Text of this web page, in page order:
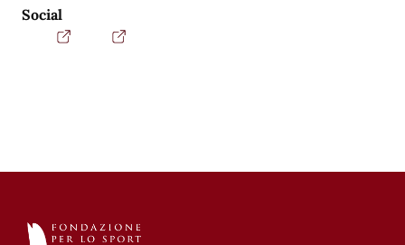
Social